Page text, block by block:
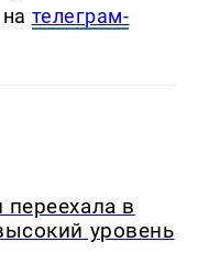
телеграм-
в
уровень